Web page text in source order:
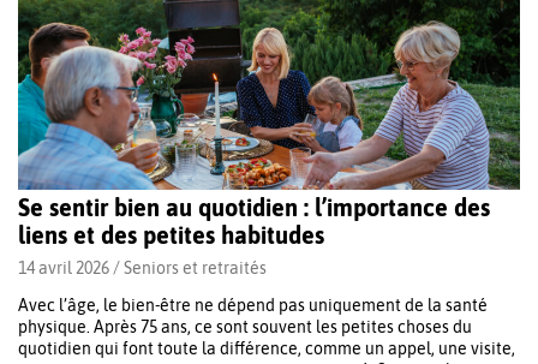
Se sentir bien au quotidien : l’importance des
liens et des petites habitudes
14 avril 2026 /Seniors et retraités
Avec l’âge, le bien-être ne dépend pas uniquement de la santé
physique. Après 75 ans, ce sont souvent les petites choses du
quotidien qui font toute la différence, comme un appel, une visite,